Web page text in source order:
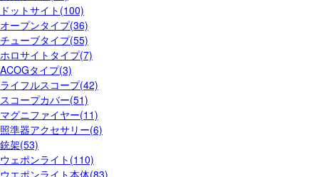
ドットサイト(100)
オープンタイプ(36)
チューブタイプ(55)
ホロサイトタイプ(7)
ACOGタイプ(3)
ライフルスコープ(42)
スコープカバー(51)
マグニファイヤー(11)
照準器アクセサリー(6)
銃架(53)
ウェポンライト(110)
ウエポンライト本体(83)